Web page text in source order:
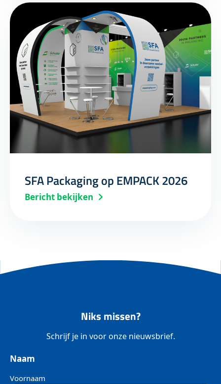
SFA Packaging op EMPACK 2026
Bericht bekijken
Niks missen?
Schrijf je in voor onze nieuwsbrief.
Naam
Voornaam